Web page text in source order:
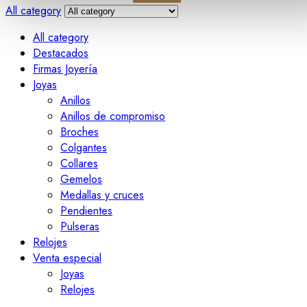
All category
All category
Destacados
Firmas Joyería
Joyas
Anillos
Anillos de compromiso
Broches
Colgantes
Collares
Gemelos
Medallas y cruces
Pendientes
Pulseras
Relojes
Venta especial
Joyas
Relojes